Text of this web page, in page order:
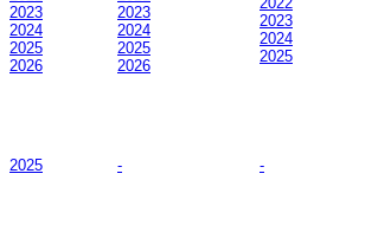
2023
2024
2025
2026
2023
2024
2025
2026
2023
2024
2025
2025 - -